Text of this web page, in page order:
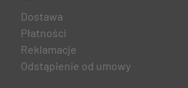
Dostawa
Płatności
Reklamacje
Odstąpienie od umowy